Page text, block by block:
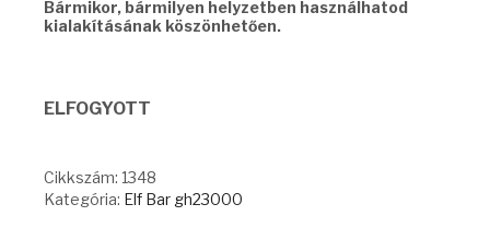
Bármikor, bármilyen helyzetben használhatod
kialakításának köszönhetően.
ELFOGYOTT
Cikkszám: 1348
Kategória: Elf Bar gh23000